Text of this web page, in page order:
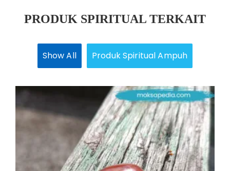
PRODUK SPIRITUAL TERKAIT
Show All Produk Spiritual Ampuh